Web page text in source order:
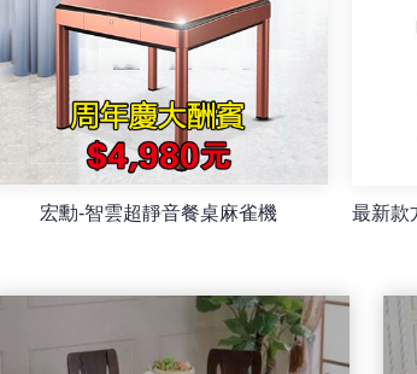
宏勳-智雲超靜音餐桌麻雀機